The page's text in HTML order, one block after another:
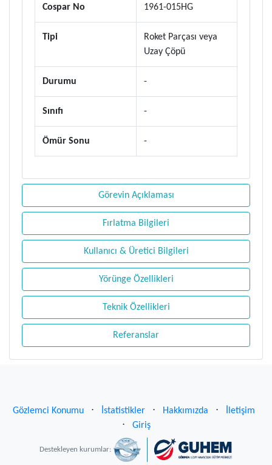
Cospar No 1961-015HG
Tipi
Roket Parçası veya
Uzay Çöpü
Durumu -
Sınıfı -
Ömür Sonu -
Görevin Açıklaması
Fırlatma Bilgileri
Kullanıcı & Üretici Bilgileri
Yörünge Özellikleri
Teknik Özellikleri
Referanslar
Gözlemci Konumu ⋅ İstatistikler ⋅ Hakkımızda ⋅
İletişim
⋅
Giriş
Destekleyen kurumlar: